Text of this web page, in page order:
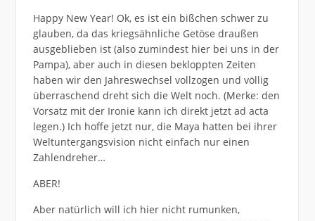
Happy New Year! Ok, es ist ein bißchen schwer zu
glauben, da das kriegsähnliche Getöse draußen
ausgeblieben ist (also zumindest hier bei uns in der
Pampa), aber auch in diesen bekloppten Zeiten
haben wir den Jahreswechsel vollzogen und völlig
überraschend dreht sich die Welt noch. (Merke: den
Vorsatz mit der Ironie kann ich direkt jetzt ad acta
legen.) Ich hoffe jetzt nur, die Maya hatten bei ihrer
Weltuntergangsvision nicht einfach nur einen
Zahlendreher…
ABER!
Aber natürlich will ich hier nicht rumunken,